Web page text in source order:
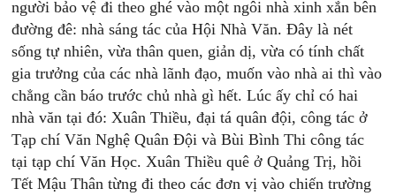
người bảo vệ đi theo ghé vào một ngôi nhà xinh xắn bên
đường đê: nhà sáng tác của Hội Nhà Văn. Đây là nét
sống tự nhiên, vừa thân quen, giản dị, vừa có tính chất
gia trưởng của các nhà lãnh đạo, muốn vào nhà ai thì vào
chẳng cần báo trước chủ nhà gì hết. Lúc ấy chỉ có hai
nhà văn tại đó: Xuân Thiều, đại tá quân đội, công tác ở
Tạp chí Văn Nghệ Quân Đội và Bùi Bình Thi công tác
tại tạp chí Văn Học. Xuân Thiều quê ở Quảng Trị, hồi
Tết Mậu Thân từng đi theo các đơn vị vào chiến trường